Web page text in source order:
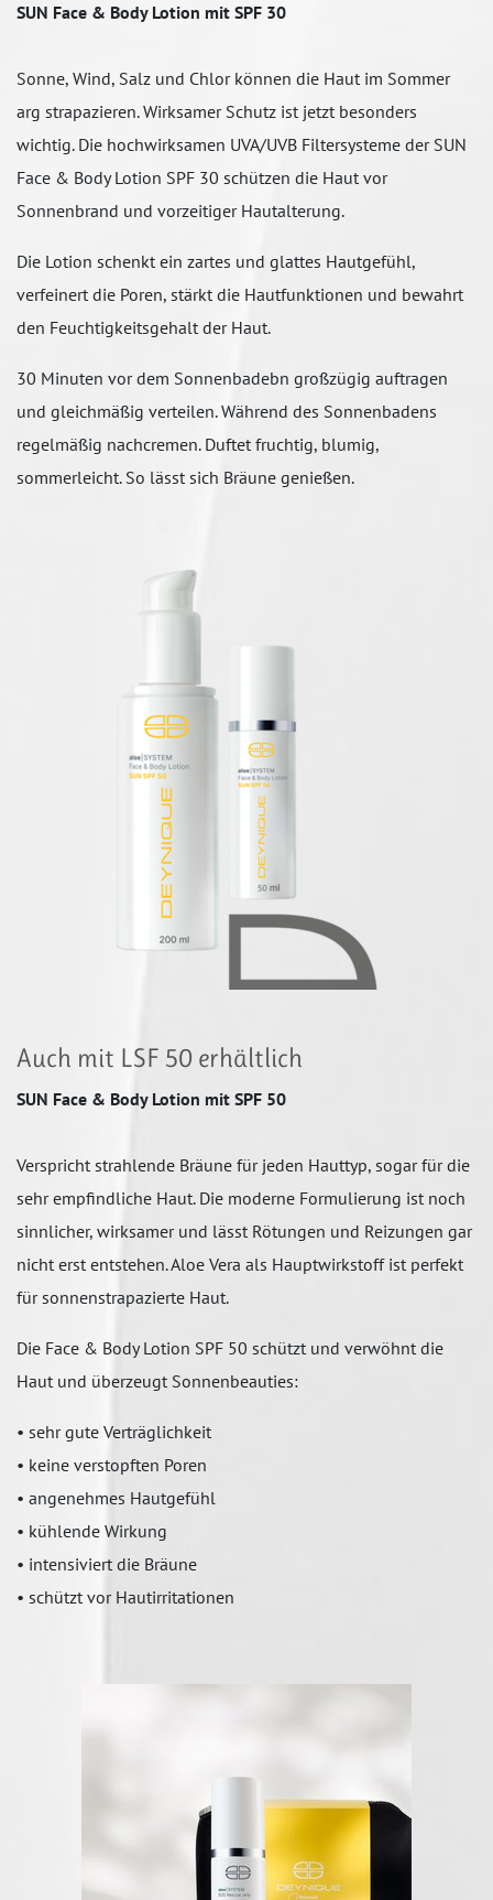
SUN Face & Body Lotion mit SPF 30
Sonne, Wind, Salz und Chlor können die Haut im Sommer
arg strapazieren. Wirksamer Schutz ist jetzt besonders
wichtig. Die hochwirksamen UVA/UVB Filtersysteme der SUN
Face & Body Lotion SPF 30 schützen die Haut vor
Sonnenbrand und vorzeitiger Hautalterung.
Die Lotion schenkt ein zartes und glattes Hautgefühl,
verfeinert die Poren, stärkt die Hautfunktionen und bewahrt
den Feuchtigkeitsgehalt der Haut.
30 Minuten vor dem Sonnenbadebn großzügig auftragen
und gleichmäßig verteilen. Während des Sonnenbadens
regelmäßig nachcremen. Duftet fruchtig, blumig,
sommerleicht. So lässt sich Bräune genießen.
Auch mit LSF 50 erhältlich
SUN Face & Body Lotion mit SPF 50
Verspricht strahlende Bräune für jeden Hauttyp, sogar für die
sehr empfindliche Haut. Die moderne Formulierung ist noch
sinnlicher, wirksamer und lässt Rötungen und Reizungen gar
nicht erst entstehen. Aloe Vera als Hauptwirkstoff ist perfekt
für sonnenstrapazierte Haut.
Die Face & Body Lotion SPF 50 schützt und verwöhnt die
Haut und überzeugt Sonnenbeauties:
• sehr gute Verträglichkeit
• keine verstopften Poren
• angenehmes Hautgefühl
• kühlende Wirkung
• intensiviert die Bräune
• schützt vor Hautirritationen